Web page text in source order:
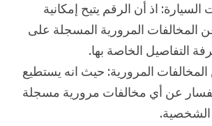
اذ أن الرقم يتيح إمكانية
المخالفات المرورية المسجلة على
التفاصيل الخاصة بها.
المرورية: حيث انه يستطيع
عن أي مخالفات مرورية مسجلة
الشخصية.